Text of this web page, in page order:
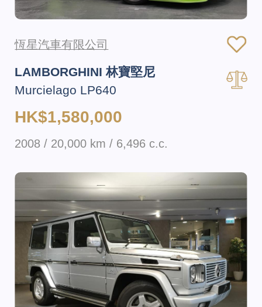
恆星汽車有限公司
LAMBORGHINI 林寶堅尼
Murcielago LP640
HK$1,580,000
2008 / 20,000 km / 6,496 c.c.